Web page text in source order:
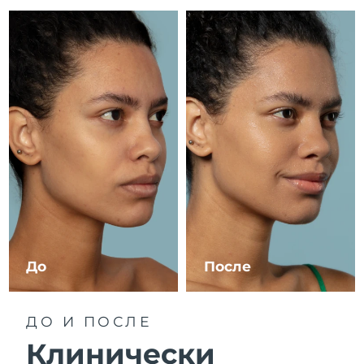
До После
ДО И ПОСЛЕ
Клинически
Израиль
Ожидаемая дата доставки
8/12/26
Италия
Ожидаемая дата доставки
8/8/26
Япония
Ожидаемая дата доставки
8/11/26
Джерси
Ожидаемая дата доставки
8/13/26
Ожидаемая дата доставки
Кувейт
Ожидаемая дата доставки
8/8/26